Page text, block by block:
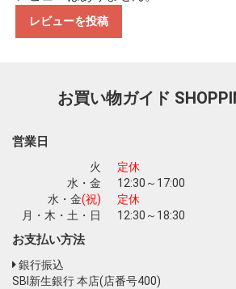
お買い物を続ける
レビューを投稿
お買い物ガイド
営業日
火
定休
水・金
12:30～17:00
水・金(祝)
定休
月・木・土・日
12:30～18:30
お支払い方法
銀行振込
SBI新生銀行 本店(店番号400)